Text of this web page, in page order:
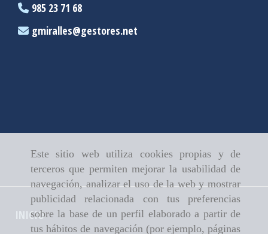
Este sitio web utiliza cookies propias y de
terceros que permiten mejorar la usabilidad de
navegación, analizar el uso de la web y mostrar
publicidad relacionada con tus preferencias
sobre la base de un perfil elaborado a partir de
tus hábitos de navegación (por ejemplo, páginas
985 23 71 68
gmiralles
gestores.net
INICIO